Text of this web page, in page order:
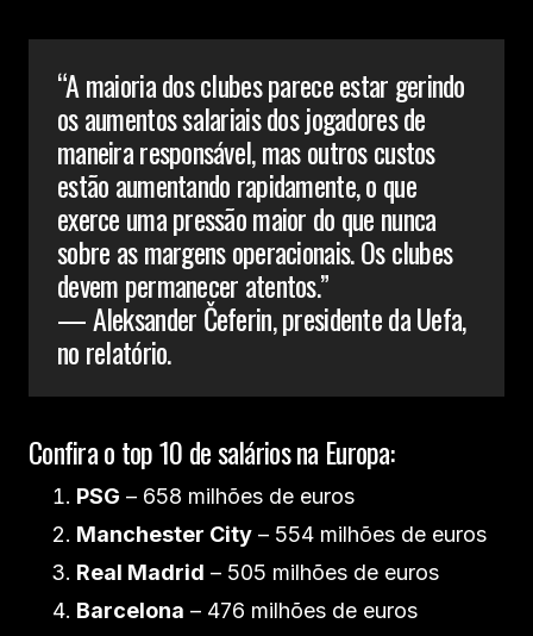
“A maioria dos clubes parece estar gerindo
os aumentos salariais dos jogadores de
maneira responsável, mas outros custos
estão aumentando rapidamente, o que
exerce uma pressão maior do que nunca
sobre as margens operacionais. Os clubes
devem permanecer atentos.”
— Aleksander Čeferin, presidente da Uefa,
no relatório.
Confira o top 10 de salários na Europa:
PSG – 658 milhões de euros
Manchester City – 554 milhões de euros
Real Madrid – 505 milhões de euros
Barcelona – 476 milhões de euros